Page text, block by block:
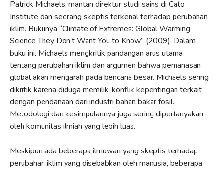
Patrick Michaels, mantan direktur studi sains di Cato
Institute dan seorang skeptis terkenal terhadap perubahan
iklim. Bukunya “Climate of Extremes: Global Warming
Science They Don’t Want You to Know” (2009). Dalam
buku ini, Michaels mengkritik pandangan arus utama
tentang perubahan iklim dan argumen bahwa pemanasan
global akan mengarah pada bencana besar. Michaels sering
dikritik karena diduga memiliki konflik kepentingan terkait
dengan pendanaan dari industri bahan bakar fosil.
Metodologi dan kesimpulannya juga sering dipertanyakan
oleh komunitas ilmiah yang lebih luas.
Meskipun ada beberapa ilmuwan yang skeptis terhadap
perubahan iklim yang disebabkan oleh manusia, beberapa